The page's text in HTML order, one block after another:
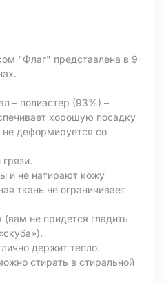
"Флаг" представлена ​​в 9-
– полиэстер (93%) –
хорошую посадку
не деформируется со
и не натирают кожу
ткань не ограничивает
не придется гладить
держит тепло.
стирать в стиральной